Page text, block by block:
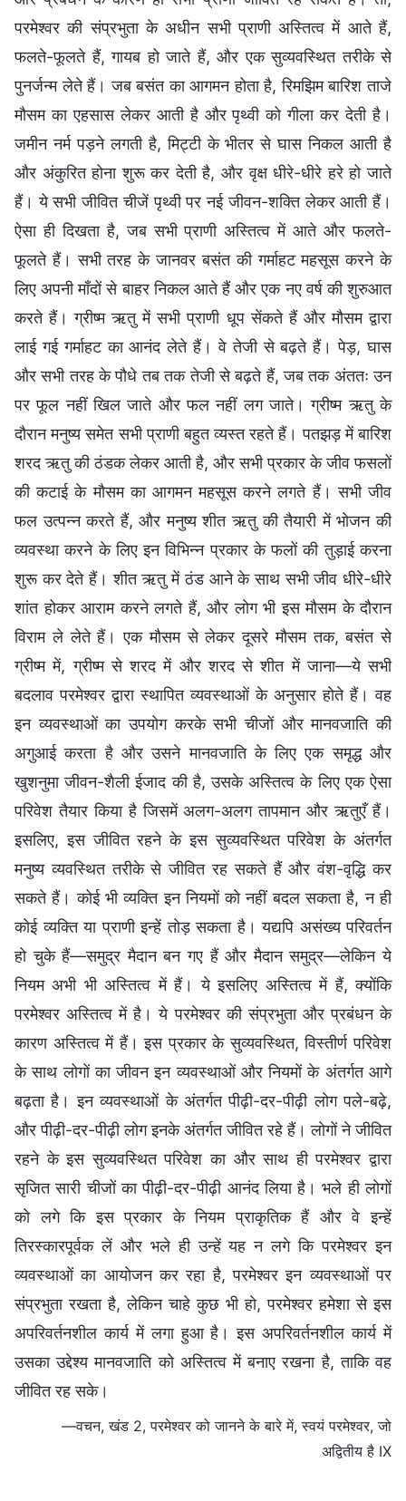
परमेश्वर की संप्रभुता के अधीन सभी प्राणी अस्तित्व में आते हैं,
फलते-फूलते हैं, गायब हो जाते हैं, और एक सुव्यवस्थित तरीके से
पुनर्जन्म लेते हैं। जब बसंत का आगमन होता है, रिमझिम बारिश ताजे
मौसम का एहसास लेकर आती है और पृथ्वी को गीला कर देती है।
जमीन नर्म पड़ने लगती है, मिट्टी के भीतर से घास निकल आती है
और अंकुरित होना शुरू कर देती है, और वृक्ष धीरे-धीरे हरे हो जाते
हैं। ये सभी जीवित चीजें पृथ्वी पर नई जीवन-शक्ति लेकर आती हैं।
ऐसा ही दिखता है, जब सभी प्राणी अस्तित्व में आते और फलते-
फूलते हैं। सभी तरह के जानवर बसंत की गर्माहट महसूस करने के
लिए अपनी माँदों से बाहर निकल आते हैं और एक नए वर्ष की शुरुआत
करते हैं। ग्रीष्म ऋतु में सभी प्राणी धूप सेंकते हैं और मौसम द्वारा
लाई गई गर्माहट का आनंद लेते हैं। वे तेजी से बढ़ते हैं। पेड़, घास
और सभी तरह के पौधे तब तक तेजी से बढ़ते हैं, जब तक अंततः उन
पर फूल नहीं खिल जाते और फल नहीं लग जाते। ग्रीष्म ऋतु के
दौरान मनुष्य समेत सभी प्राणी बहुत व्यस्त रहते हैं। पतझड़ में बारिश
शरद ऋतु की ठंडक लेकर आती है, और सभी प्रकार के जीव फसलों
की कटाई के मौसम का आगमन महसूस करने लगते हैं। सभी जीव
फल उत्पन्न करते हैं, और मनुष्य शीत ऋतु की तैयारी में भोजन की
व्यवस्था करने के लिए इन विभिन्न प्रकार के फलों की तुड़ाई करना
शुरू कर देते हैं। शीत ऋतु में ठंड आने के साथ सभी जीव धीरे-धीरे
शांत होकर आराम करने लगते हैं, और लोग भी इस मौसम के दौरान
विराम ले लेते हैं। एक मौसम से लेकर दूसरे मौसम तक, बसंत से
ग्रीष्म में, ग्रीष्म से शरद में और शरद से शीत में जाना—ये सभी
बदलाव परमेश्वर द्वारा स्थापित व्यवस्थाओं के अनुसार होते हैं। वह
इन व्यवस्थाओं का उपयोग करके सभी चीजों और मानवजाति की
अगुआई करता है और उसने मानवजाति के लिए एक समृद्ध और
खुशनुमा जीवन-शैली ईजाद की है, उसके अस्तित्व के लिए एक ऐसा
परिवेश तैयार किया है जिसमें अलग-अलग तापमान और ऋतुएँ हैं।
इसलिए, इस जीवित रहने के इस सुव्यवस्थित परिवेश के अंतर्गत
मनुष्य व्यवस्थित तरीके से जीवित रह सकते हैं और वंश-वृद्धि कर
सकते हैं। कोई भी व्यक्ति इन नियमों को नहीं बदल सकता है, न ही
कोई व्यक्ति या प्राणी इन्हें तोड़ सकता है। यद्यपि असंख्य परिवर्तन
हो चुके हैं—समुद्र मैदान बन गए हैं और मैदान समुद्र—लेकिन ये
नियम अभी भी अस्तित्व में हैं। ये इसलिए अस्तित्व में हैं, क्योंकि
परमेश्वर अस्तित्व में है। ये परमेश्वर की संप्रभुता और प्रबंधन के
कारण अस्तित्व में हैं। इस प्रकार के सुव्यवस्थित, विस्तीर्ण परिवेश
के साथ लोगों का जीवन इन व्यवस्थाओं और नियमों के अंतर्गत आगे
बढ़ता है। इन व्यवस्थाओं के अंतर्गत पीढ़ी-दर-पीढ़ी लोग पले-बढ़े,
और पीढ़ी-दर-पीढ़ी लोग इनके अंतर्गत जीवित रहे हैं। लोगों ने जीवित
रहने के इस सुव्यवस्थित परिवेश का और साथ ही परमेश्वर द्वारा
सृजित सारी चीजों का पीढ़ी-दर-पीढ़ी आनंद लिया है। भले ही लोगों
को लगे कि इस प्रकार के नियम प्राकृतिक हैं और वे इन्हें
तिरस्कारपूर्वक लें और भले ही उन्हें यह न लगे कि परमेश्वर इन
व्यवस्थाओं का आयोजन कर रहा है, परमेश्वर इन व्यवस्थाओं पर
संप्रभुता रखता है, लेकिन चाहे कुछ भी हो, परमेश्वर हमेशा से इस
अपरिवर्तनशील कार्य में लगा हुआ है। इस अपरिवर्तनशील कार्य में
उसका उद्देश्य मानवजाति को अस्तित्व में बनाए रखना है, ताकि वह
जीवित रह सके।
—वचन, खंड 2, परमेश्वर को जानने के बारे में, स्वयं परमेश्वर, जो
अद्वितीय है IX